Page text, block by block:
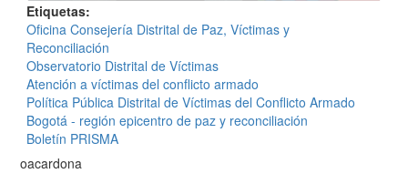
Etiquetas
Oficina Consejería Distrital de Paz, Víctimas y
Reconciliación
Observatorio Distrital de Víctimas
Atención a víctimas del conflicto armado
Política Pública Distrital de Víctimas del Conflicto Armado
Bogotá - región epicentro de paz y reconciliación
Boletín PRISMA
oacardona